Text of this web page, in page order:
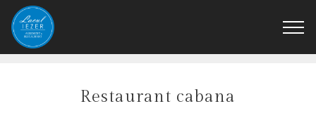
Restaurant cabana